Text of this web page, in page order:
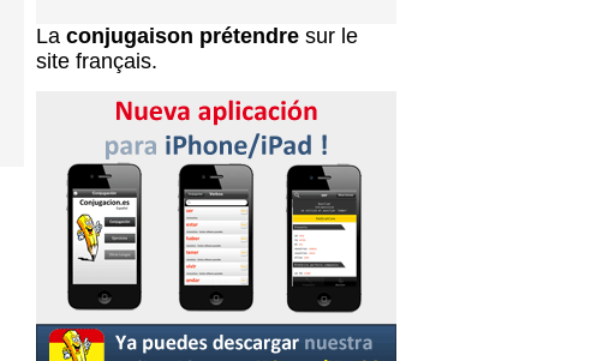
La conjugaison prétendre sur le
site français.